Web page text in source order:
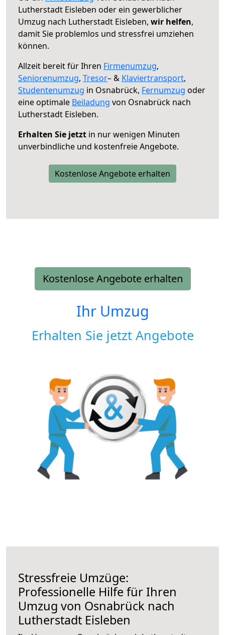
Lutherstadt Eisleben oder ein gewerblicher
Umzug nach Lutherstadt Eisleben, wir helfen,
damit Sie problemlos und stressfrei umziehen
können.
Allzeit bereit für Ihren Firmenumzug,
Seniorenumzug, Tresor– & Klaviertransport,
Studentenumzug in Osnabrück, Fernumzug oder
eine optimale Beiladung von Osnabrück nach
Lutherstadt Eisleben.
Erhalten Sie jetzt in nur wenigen Minuten
unverbindliche und kostenfreie Angebote.
Kostenlose Angebote erhalten
Kostenlose Angebote erhalten
Ihr Umzug
Erhalten Sie jetzt Angebote
Stressfreie Umzüge:
Professionelle Hilfe für Ihren
Umzug von Osnabrück nach
Lutherstadt Eisleben